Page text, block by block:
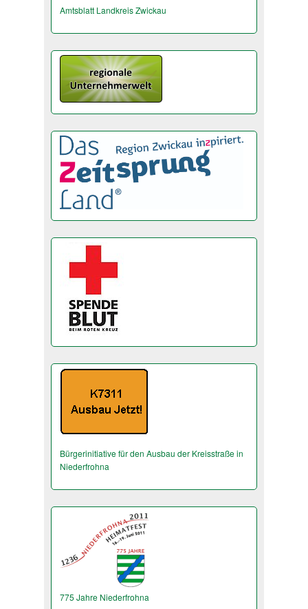
Amtsblatt Landkreis Zwickau
Bürgerinitiative für den Ausbau der Kreisstraße in
Niederfrohna
775 Jahre Niederfrohna